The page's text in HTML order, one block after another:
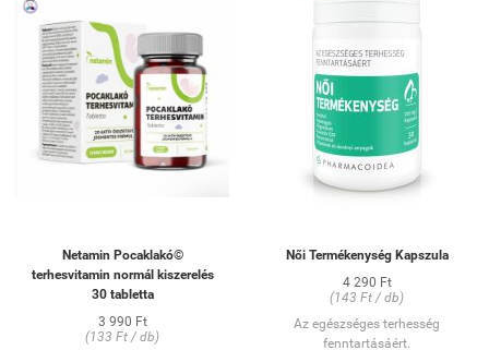
Netamin Pocaklakó©
terhesvitamin normál kiszerelés
30 tabletta
3 990 Ft
(133 Ft / db)
Női Termékenység Kapszula
4 290 Ft
(143 Ft / db)
Az egészséges terhesség
fenntartásáért.